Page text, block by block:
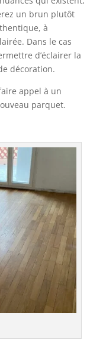
un brun plutôt
à
Dans le cas
d’éclairer la
décoration.
appel à un
parquet.